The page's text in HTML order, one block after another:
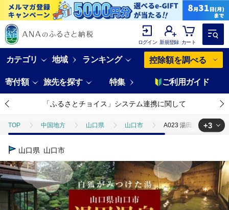
ログイン 新規登録 カート
カテゴリ 地域 ランキング 控除額を調べる
寄付額 旅先を探す 特集 ご利用ガイド
「ふるさとチョイス」システム連携に関して
TOP 中国地方 山口県 山口市 A023 湯田温泉宿泊割
TOP
TOP 旅行・宿泊・体験 宿泊券 A023 湯田温泉宿泊割引ク
TOP 旅行・宿泊・体験 体験チケット 温泉 A023 湯
+3
山口県 山口市